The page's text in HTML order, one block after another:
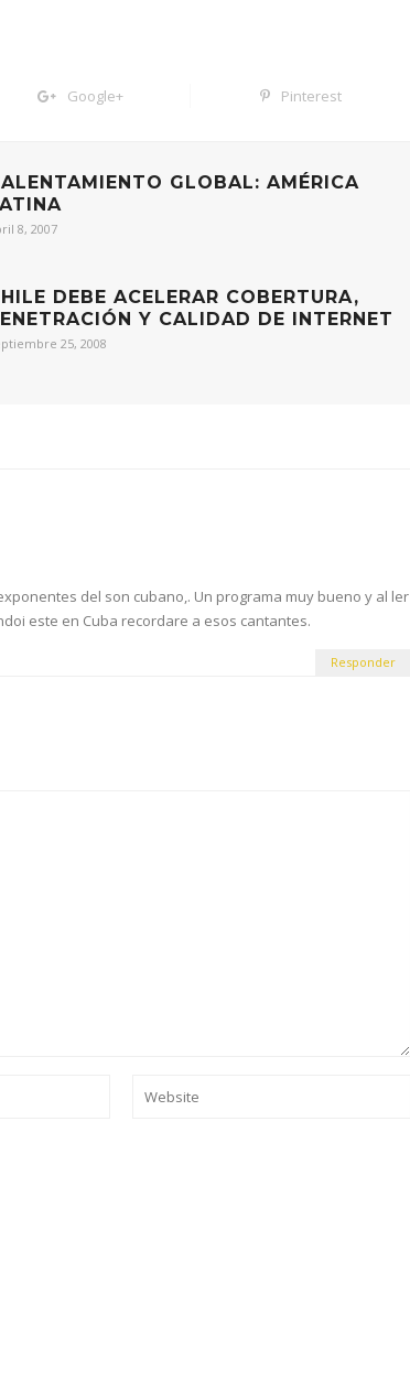
Google+ Pinterest
GLOBAL: AMÉRICA
8, 2007
DEBE ACELERAR COBERTURA,
Y CALIDAD DE INTERNET
25, 2008
del son cubano,. Un programa muy bueno y al ler
este en Cuba recordare a esos cantantes.
Responder